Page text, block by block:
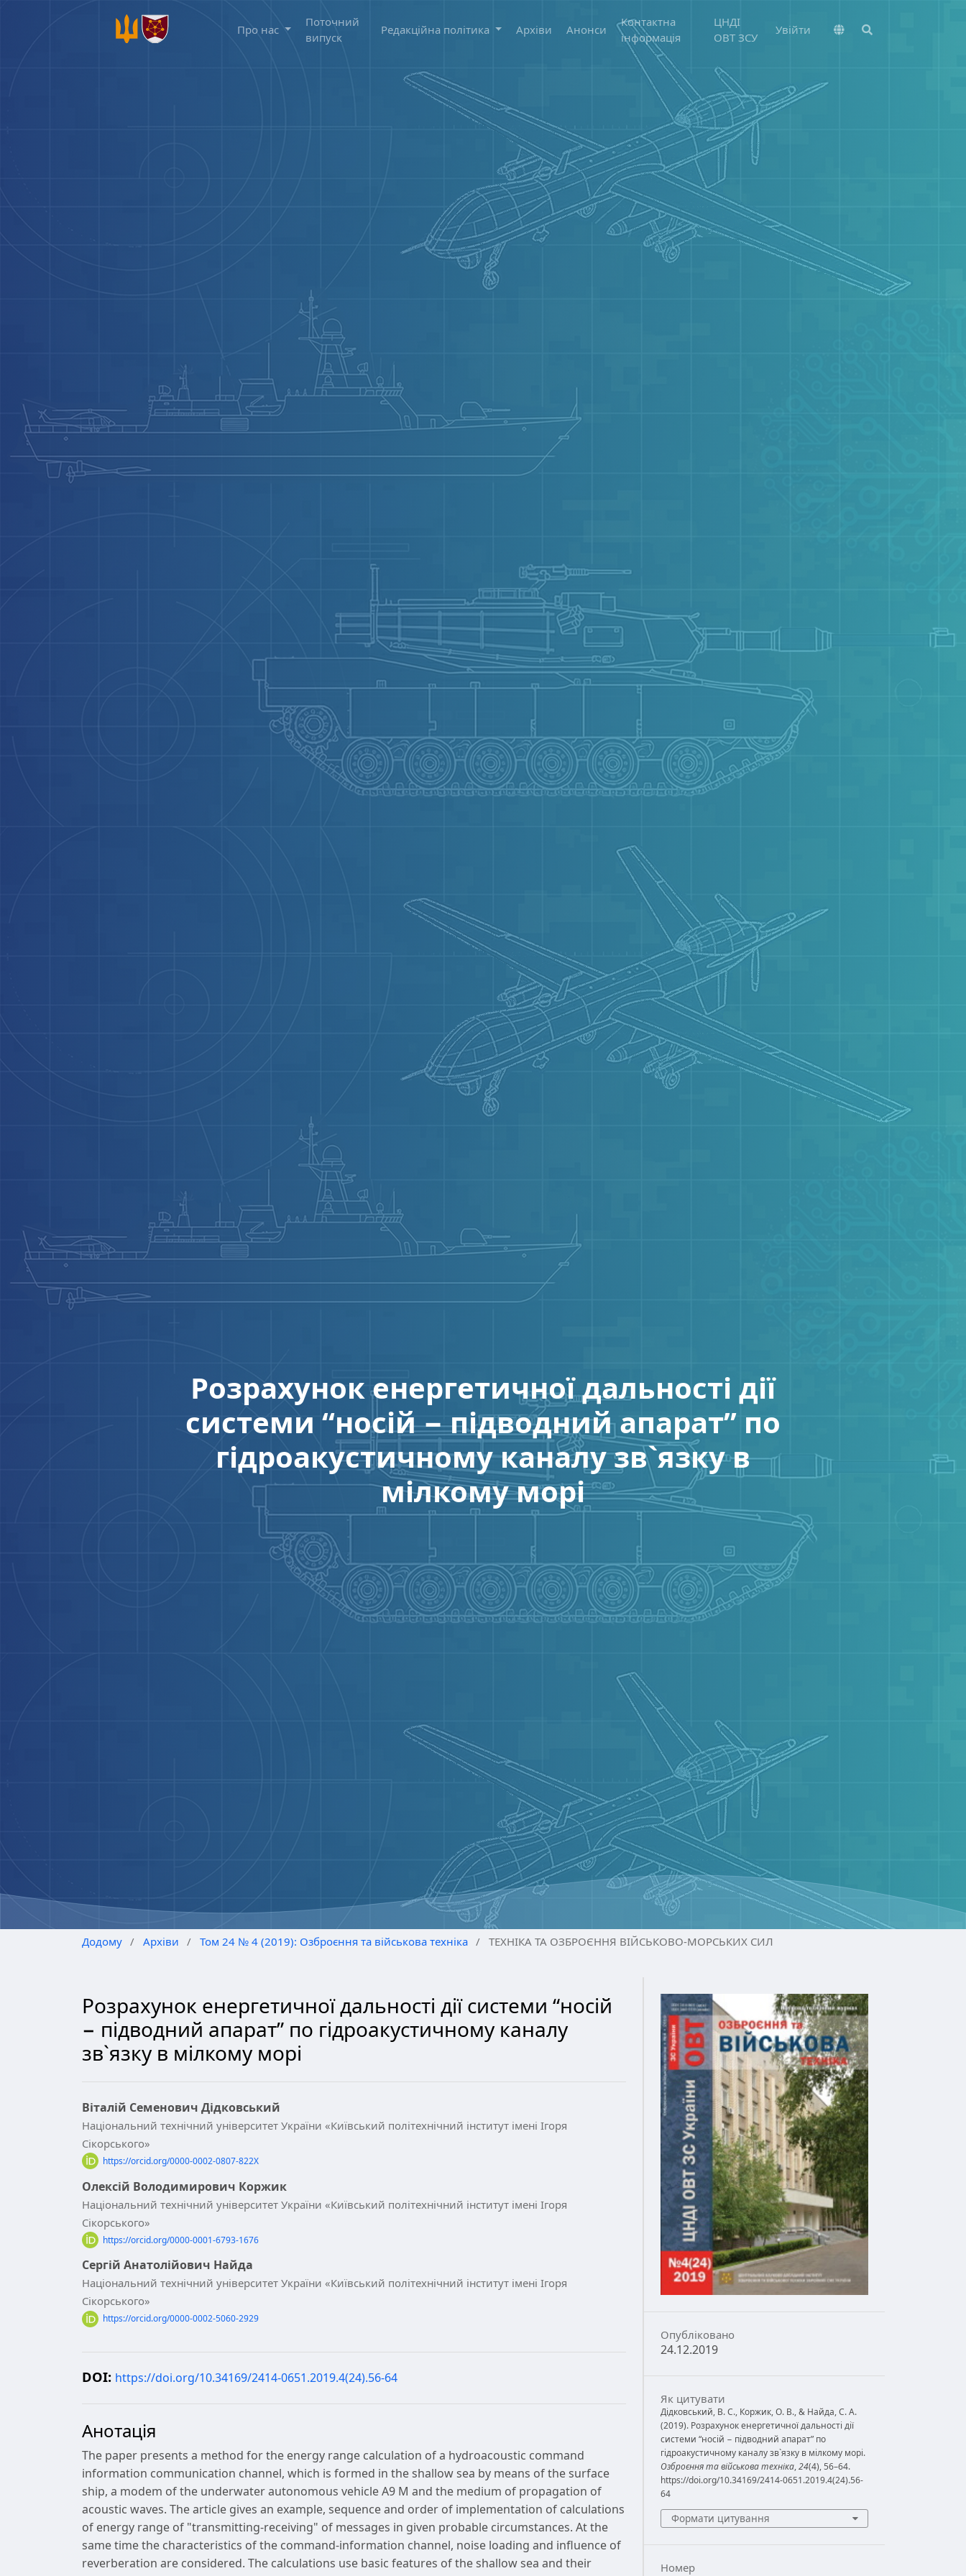
Про нас
Поточний
випуск
Редакційна політика Архіви Анонси
Контактна
інформація
ЦНДІ
ОВТ ЗСУ
Увійти
Розрахунок енергетичної дальності дії
системи “носій − підводний апарат” по
гідроакустичному каналу зв`язку в
мілкому морі
Додому / Архіви / Том 24 № 4 (2019): Озброєння та військова техніка / ТЕХНІКА ТА ОЗБРОЄННЯ ВІЙСЬКОВО-МОРСЬКИХ СИЛ
Розрахунок енергетичної дальності дії системи “носій
− підводний апарат” по гідроакустичному каналу
зв`язку в мілкому морі
Віталій Семенович Дідковський
Національний технічний університет України «Київський політехнічний інститут імені Ігоря
Сікорського»
https://orcid.org/0000-0002-0807-822X
Олексій Володимирович Коржик
Національний технічний університет України «Київський політехнічний інститут імені Ігоря
Сікорського»
https://orcid.org/0000-0001-6793-1676
Сергій Анатолійович Найда
Національний технічний університет України «Київський політехнічний інститут імені Ігоря
Сікорського»
https://orcid.org/0000-0002-5060-2929
DOI: https://doi.org/10.34169/2414-0651.2019.4(24).56-64
Анотація
The paper presents a method for the energy range calculation of a hydroacoustic command
information communication channel, which is formed in the shallow sea by means of the surface
ship, a modem of the underwater autonomous vehicle A9 M and the medium of propagation of
acoustic waves. The article gives an example, sequence and order of implementation of calculations
of energy range of "transmitting-receiving" of messages in given probable circumstances. At the
same time the characteristics of the command-information channel, noise loading and influence of
reverberation are considered. The calculations use basic features of the shallow sea and their
Опубліковано
24.12.2019
Як цитувати
Дідковський, В. С., Коржик, О. В., & Найда, С. А.
(2019). Розрахунок енергетичної дальності дії
системи “носій − підводний апарат” по
гідроакустичному каналу зв`язку в мілкому морі.
Озброєння та військова техніка,24(4), 56–64.
https://doi.org/10.34169/2414-0651.2019.4(24).56-
64
Формати цитування
Номер